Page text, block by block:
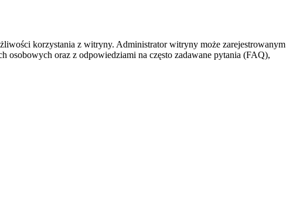
korzystania z witryny. Administrator witryny może zarejestrowanym
osobowych oraz z odpowiedziami na często zadawane pytania (FAQ),